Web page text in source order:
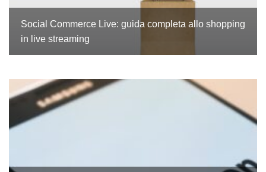
Social Commerce Live: guida completa allo shopping
in live streaming